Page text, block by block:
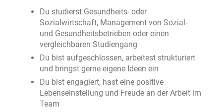
Du studierst Gesundheits- oder
Sozialwirtschaft, Management von Sozial-
und Gesundheitsbetrieben oder einen
vergleichbaren Studiengang
Du bist aufgeschlossen, arbeitest strukturiert
und bringst gerne eigene Ideen ein
Du bist engagiert, hast eine positive
Lebenseinstellung und Freude an der Arbeit im
Team